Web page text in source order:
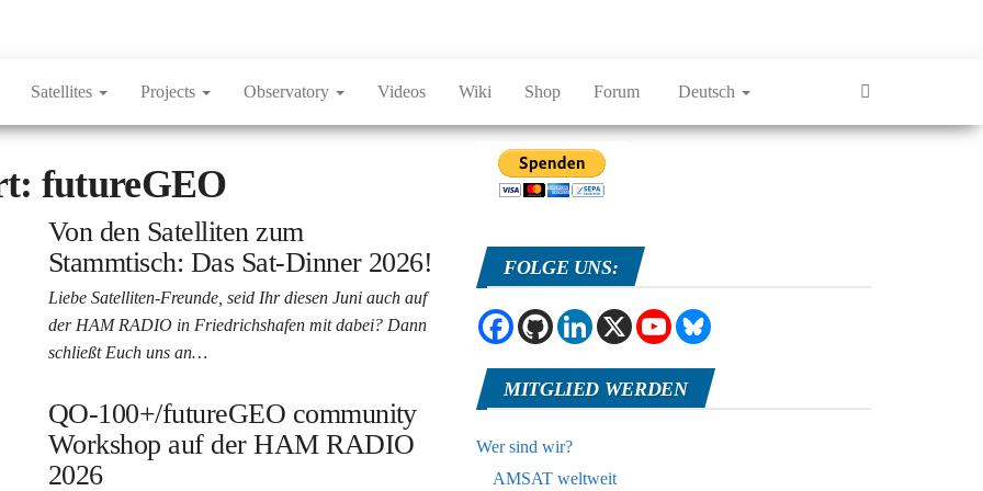
Satellites Projects Observatory Videos Wiki Shop Forum Deutsch
futureGEO
Von den Satelliten zum
Stammtisch: Das Sat-Dinner 2026!
Liebe Satelliten-Freunde, seid Ihr diesen Juni auch auf
der HAM RADIO in Friedrichshafen mit dabei? Dann
schließt Euch uns an…
QO-100+/futureGEO community
Workshop auf der HAM RADIO
2026
FOLGE UNS:
MITGLIED WERDEN
Wer sind wir?
AMSAT weltweit